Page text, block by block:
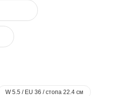
W 5.5 / EU 36 / стопа 22.4 см